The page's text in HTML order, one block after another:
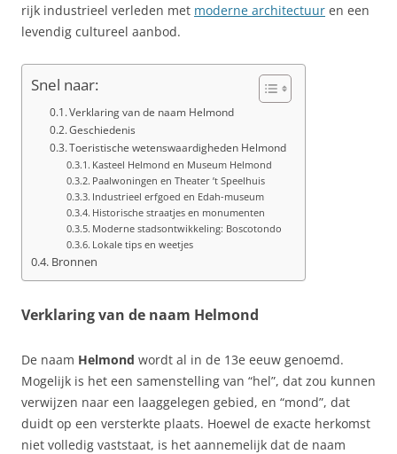
rijk industrieel verleden met moderne architectuur en een
levendig cultureel aanbod.
Snel naar:
Verklaring van de naam Helmond
Geschiedenis
Toeristische wetenswaardigheden Helmond
Kasteel Helmond en Museum Helmond
Paalwoningen en Theater ’t Speelhuis
Industrieel erfgoed en Edah-museum
Historische straatjes en monumenten
Moderne stadsontwikkeling: Boscotondo
Lokale tips en weetjes
Bronnen
Verklaring van de naam Helmond
De naam Helmond wordt al in de 13e eeuw genoemd.
Mogelijk is het een samenstelling van “hel”, dat zou kunnen
verwijzen naar een laaggelegen gebied, en “mond”, dat
duidt op een versterkte plaats. Hoewel de exacte herkomst
niet volledig vaststaat, is het aannemelijk dat de naam